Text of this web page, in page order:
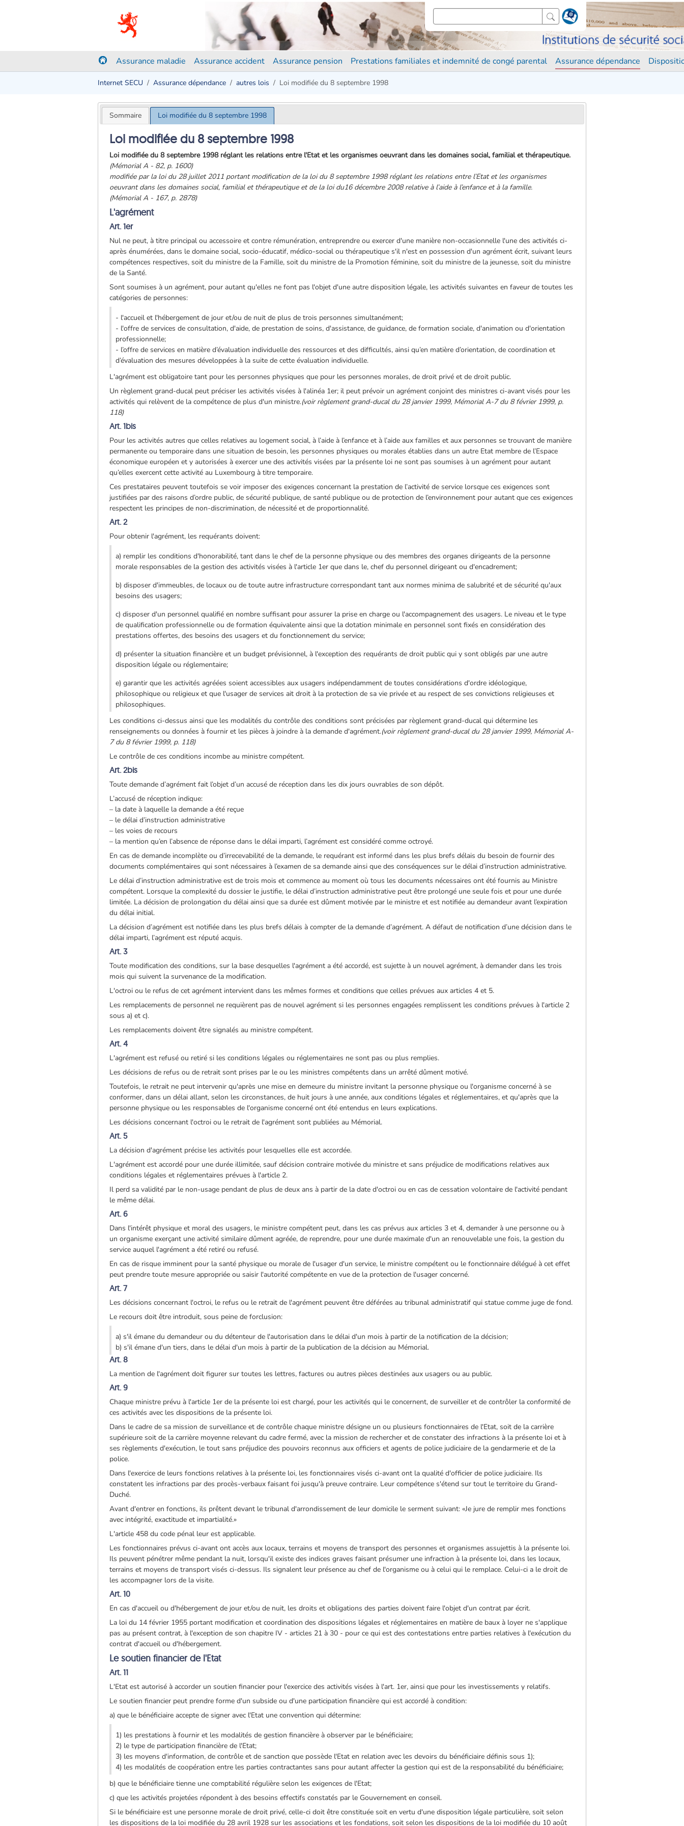
Assurance maladie Assurance accident Assurance pension Prestations familiales et indemnité de congé parental Assurance dépendance
Internet SECU Assurance dépendance autres lois Loi modifiée du 8 septembre 1998
Sommaire Loi modifiée du 8 septembre 1998
Loi modifiée du 8 septembre 1998
Loi modifiée du 8 septembre 1998 réglant les relations entre l'Etat et les organismes oeuvrant dans les domaines social, familial et thérapeutique.
(Mémorial A - 82, p. 1600)
modifiée par la loi du 28 juillet 2011 portant modification de la loi du 8 septembre 1998 réglant les relations entre l’Etat et les organismes
oeuvrant dans les domaines social, familial et thérapeutique et de la loi du16 décembre 2008 relative à l’aide à l’enfance et à la famille.
(Mémorial A - 167, p. 2878)
L'agrément
Art. 1er
Nul ne peut, à titre principal ou accessoire et contre rémunération, entreprendre ou exercer d'une manière non-occasionnelle l'une des activités ci-
après énumérées, dans le domaine social, socio-éducatif, médico-social ou thérapeutique s'il n'est en possession d'un agrément écrit, suivant leurs
compétences respectives, soit du ministre de la Famille, soit du ministre de la Promotion féminine, soit du ministre de la jeunesse, soit du ministre
de la Santé.
Sont soumises à un agrément, pour autant qu'elles ne font pas l'objet d'une autre disposition légale, les activités suivantes en faveur de toutes les
catégories de personnes:
- l'accueil et l'hébergement de jour et/ou de nuit de plus de trois personnes simultanément;
- l'offre de services de consultation, d'aide, de prestation de soins, d'assistance, de guidance, de formation sociale, d'animation ou d'orientation
professionnelle;
- l’offre de services en matière d’évaluation individuelle des ressources et des difficultés, ainsi qu’en matière d’orientation, de coordination et
d’évaluation des mesures développées à la suite de cette évaluation individuelle.
L'agrément est obligatoire tant pour les personnes physiques que pour les personnes morales, de droit privé et de droit public.
Un règlement grand-ducal peut préciser les activités visées à l'alinéa 1er; il peut prévoir un agrément conjoint des ministres ci-avant visés pour les
activités qui relèvent de la compétence de plus d'un ministre.(voir règlement grand-ducal du 28 janvier 1999, Mémorial A-7 du 8 février 1999, p.
118)
Art. 1bis
Pour les activités autres que celles relatives au logement social, à l’aide à l’enfance et à l’aide aux familles et aux personnes se trouvant de manière
permanente ou temporaire dans une situation de besoin, les personnes physiques ou morales établies dans un autre Etat membre de l’Espace
économique européen et y autorisées à exercer une des activités visées par la présente loi ne sont pas soumises à un agrément pour autant
qu’elles exercent cette activité au Luxembourg à titre temporaire.
Ces prestataires peuvent toutefois se voir imposer des exigences concernant la prestation de l’activité de service lorsque ces exigences sont
justifiées par des raisons d’ordre public, de sécurité publique, de santé publique ou de protection de l’environnement pour autant que ces exigences
respectent les principes de non-discrimination, de nécessité et de proportionnalité.
Art. 2
Pour obtenir l'agrément, les requérants doivent:
a) remplir les conditions d'honorabilité, tant dans le chef de la personne physique ou des membres des organes dirigeants de la personne
morale responsables de la gestion des activités visées à l'article 1er que dans le, chef du personnel dirigeant ou d'encadrement;
b) disposer d'immeubles, de locaux ou de toute autre infrastructure correspondant tant aux normes minima de salubrité et de sécurité qu'aux
besoins des usagers;
c) disposer d'un personnel qualifié en nombre suffisant pour assurer la prise en charge ou l'accompagnement des usagers. Le niveau et le type
de qualification professionnelle ou de formation équivalente ainsi que la dotation minimale en personnel sont fixés en considération des
prestations offertes, des besoins des usagers et du fonctionnement du service;
d) présenter la situation financière et un budget prévisionnel, à l'exception des requérants de droit public qui y sont obligés par une autre
disposition légale ou réglementaire;
e) garantir que les activités agréées soient accessibles aux usagers indépendamment de toutes considérations d'ordre idéologique,
philosophique ou religieux et que l'usager de services ait droit à la protection de sa vie privée et au respect de ses convictions religieuses et
philosophiques.
Les conditions ci-dessus ainsi que les modalités du contrôle des conditions sont précisées par règlement grand-ducal qui détermine les
renseignements ou données à fournir et les pièces à joindre à la demande d'agrément.(voir règlement grand-ducal du 28 janvier 1999, Mémorial A-
7 du 8 février 1999, p. 118)
Le contrôle de ces conditions incombe au ministre compétent.
Art. 2bis
Toute demande d’agrément fait l’objet d’un accusé de réception dans les dix jours ouvrables de son dépôt.
L’accusé de réception indique:
– la date à laquelle la demande a été reçue
– le délai d’instruction administrative
– les voies de recours
– la mention qu’en l’absence de réponse dans le délai imparti, l’agrément est considéré comme octroyé.
En cas de demande incomplète ou d’irrecevabilité de la demande, le requérant est informé dans les plus brefs délais du besoin de fournir des
documents complémentaires qui sont nécessaires à l’examen de sa demande ainsi que des conséquences sur le délai d’instruction administrative.
Le délai d’instruction administrative est de trois mois et commence au moment où tous les documents nécessaires ont été fournis au Ministre
compétent. Lorsque la complexité du dossier le justifie, le délai d’instruction administrative peut être prolongé une seule fois et pour une durée
limitée. La décision de prolongation du délai ainsi que sa durée est dûment motivée par le ministre et est notifiée au demandeur avant l’expiration
du délai initial.
La décision d’agrément est notifiée dans les plus brefs délais à compter de la demande d’agrément. A défaut de notification d’une décision dans le
délai imparti, l’agrément est réputé acquis.
Art. 3
Toute modification des conditions, sur la base desquelles l'agrément a été accordé, est sujette à un nouvel agrément, à demander dans les trois
mois qui suivent la survenance de la modification.
L'octroi ou le refus de cet agrément intervient dans les mêmes formes et conditions que celles prévues aux articles 4 et 5.
Les remplacements de personnel ne requièrent pas de nouvel agrément si les personnes engagées remplissent les conditions prévues à l'article 2
sous a) et c).
Les remplacements doivent être signalés au ministre compétent.
Art. 4
L'agrément est refusé ou retiré si les conditions légales ou réglementaires ne sont pas ou plus remplies.
Les décisions de refus ou de retrait sont prises par le ou les ministres compétents dans un arrêté dûment motivé.
Toutefois, le retrait ne peut intervenir qu'après une mise en demeure du ministre invitant la personne physique ou l'organisme concerné à se
conformer, dans un délai allant, selon les circonstances, de huit jours à une année, aux conditions légales et réglementaires, et qu'après que la
personne physique ou les responsables de l'organisme concerné ont été entendus en leurs explications.
Les décisions concernant l'octroi ou le retrait de l'agrément sont publiées au Mémorial.
Art. 5
La décision d'agrément précise les activités pour lesquelles elle est accordée.
L'agrément est accordé pour une durée illimitée, sauf décision contraire motivée du ministre et sans préjudice de modifications relatives aux
conditions légales et réglementaires prévues à l'article 2.
Il perd sa validité par le non-usage pendant de plus de deux ans à partir de la date d'octroi ou en cas de cessation volontaire de l'activité pendant
le même délai.
Art. 6
Dans l'intérêt physique et moral des usagers, le ministre compétent peut, dans les cas prévus aux articles 3 et 4, demander à une personne ou à
un organisme exerçant une activité similaire dûment agréée, de reprendre, pour une durée maximale d'un an renouvelable une fois, la gestion du
service auquel l'agrément a été retiré ou refusé.
En cas de risque imminent pour la santé physique ou morale de l'usager d'un service, le ministre compétent ou le fonctionnaire délégué à cet effet
peut prendre toute mesure appropriée ou saisir l'autorité compétente en vue de la protection de l'usager concerné.
Art. 7
Les décisions concernant l'octroi, le refus ou le retrait de l'agrément peuvent être déférées au tribunal administratif qui statue comme juge de fond.
Le recours doit être introduit, sous peine de forclusion:
a) s'il émane du demandeur ou du détenteur de l'autorisation dans le délai d'un mois à partir de la notification de la décision;
b) s'il émane d'un tiers, dans le délai d'un mois à partir de la publication de la décision au Mémorial.
Art. 8
La mention de l'agrément doit figurer sur toutes les lettres, factures ou autres pièces destinées aux usagers ou au public.
Art. 9
Chaque ministre prévu à l'article 1er de la présente loi est chargé, pour les activités qui le concernent, de surveiller et de contrôler la conformité de
ces activités avec les dispositions de la présente loi.
Dans le cadre de sa mission de surveillance et de contrôle chaque ministre désigne un ou plusieurs fonctionnaires de l'Etat, soit de la carrière
supérieure soit de la carrière moyenne relevant du cadre fermé, avec la mission de rechercher et de constater des infractions à la présente loi et à
ses règlements d'exécution, le tout sans préjudice des pouvoirs reconnus aux officiers et agents de police judiciaire de la gendarmerie et de la
police.
Dans l'exercice de leurs fonctions relatives à la présente loi, les fonctionnaires visés ci-avant ont la qualité d'officier de police judiciaire. Ils
constatent les infractions par des procès-verbaux faisant foi jusqu'à preuve contraire. Leur compétence s'étend sur tout le territoire du Grand-
Duché.
Avant d'entrer en fonctions, ils prêtent devant le tribunal d'arrondissement de leur domicile le serment suivant: «Je jure de remplir mes fonctions
avec intégrité, exactitude et impartialité.»
L'article 458 du code pénal leur est applicable.
Les fonctionnaires prévus ci-avant ont accès aux locaux, terrains et moyens de transport des personnes et organismes assujettis à la présente loi.
Ils peuvent pénétrer même pendant la nuit, lorsqu'il existe des indices graves faisant présumer une infraction à la présente loi, dans les locaux,
terrains et moyens de transport visés ci-dessus. Ils signalent leur présence au chef de l'organisme ou à celui qui le remplace. Celui-ci a le droit de
les accompagner lors de la visite.
Art. 10
En cas d'accueil ou d'hébergement de jour et/ou de nuit, les droits et obligations des parties doivent faire l'objet d'un contrat par écrit.
La loi du 14 février 1955 portant modification et coordination des dispositions légales et réglementaires en matière de baux à loyer ne s'applique
pas au présent contrat, à l'exception de son chapitre IV - articles 21 à 30 - pour ce qui est des contestations entre parties relatives à l'exécution du
contrat d'accueil ou d'hébergement.
Le soutien financier de l'Etat
Art. 11
L'Etat est autorisé à accorder un soutien financier pour l'exercice des activités visées à l'art. 1er, ainsi que pour les investissements y relatifs.
Le soutien financier peut prendre forme d'un subside ou d'une participation financière qui est accordé à condition:
a) que le bénéficiaire accepte de signer avec l'Etat une convention qui détermine:
1) les prestations à fournir et les modalités de gestion financière à observer par le bénéficiaire;
2) le type de participation financière de l'Etat;
3) les moyens d'information, de contrôle et de sanction que possède l'Etat en relation avec les devoirs du bénéficiaire définis sous 1);
4) les modalités de coopération entre les parties contractantes sans pour autant affecter la gestion qui est de la responsabilité du bénéficiaire;
b) que le bénéficiaire tienne une comptabilité régulière selon les exigences de l'Etat;
c) que les activités projetées répondent à des besoins effectifs constatés par le Gouvernement en conseil.
Si le bénéficiaire est une personne morale de droit privé, celle-ci doit être constituée soit en vertu d'une disposition légale particulière, soit selon
les dispositions de la loi modifiée du 28 avril 1928 sur les associations et les fondations, soit selon les dispositions de la loi modifiée du 10 août